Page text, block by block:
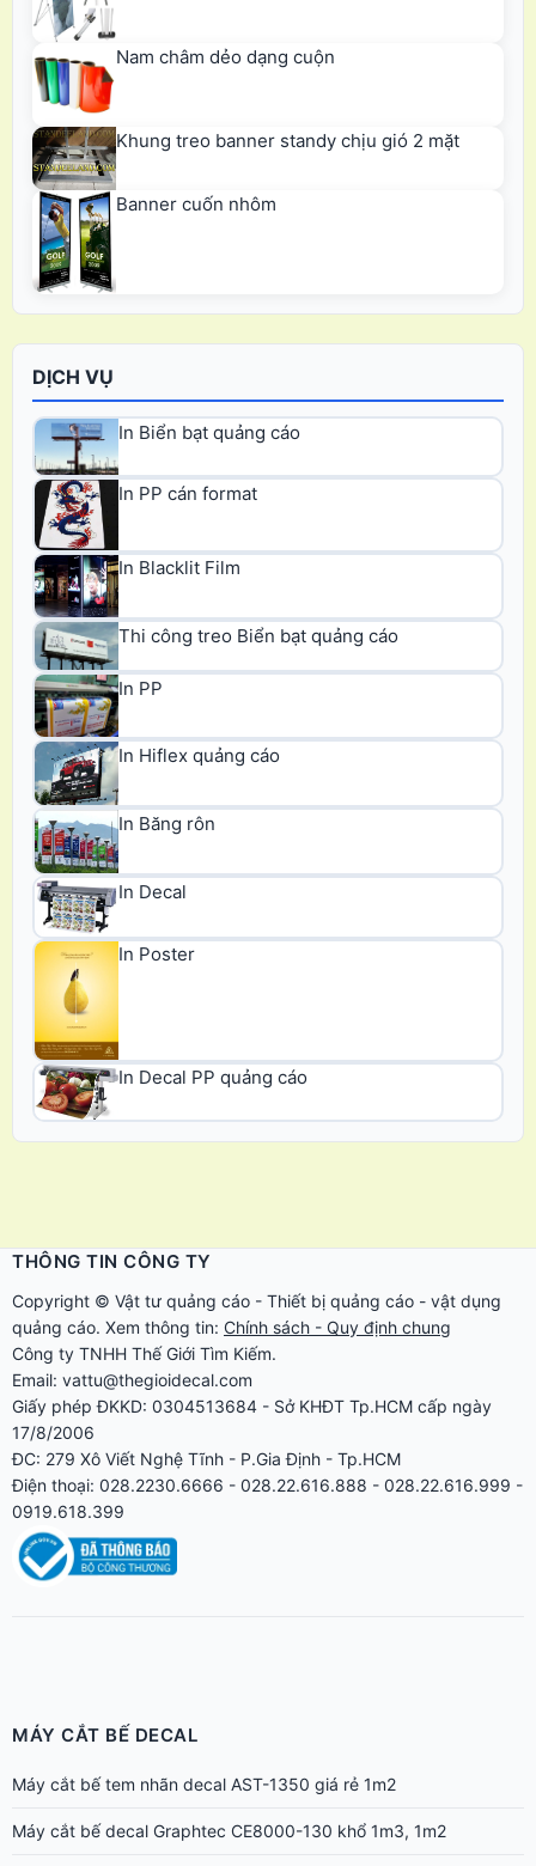
Nam châm dẻo dạng cuộn
Khung treo banner standy chịu gió 2 mặt
Banner cuốn nhôm
DỊCH VỤ
In Biển bạt quảng cáo
In PP cán format
In Blacklit Film
Thi công treo Biển bạt quảng cáo
In PP
In Hiflex quảng cáo
In Băng rôn
In Decal
In Poster
In Decal PP quảng cáo
THÔNG TIN CÔNG TY
Copyright © Vật tư quảng cáo - Thiết bị quảng cáo - vật dụng
quảng cáo. Xem thông tin: Chính sách - Quy định chung
Công ty TNHH Thế Giới Tìm Kiếm.
Email: vattu@thegioidecal.com
Giấy phép ĐKKD: 0304513684 - Sở KHĐT Tp.HCM cấp ngày
17/8/2006
ĐC: 279 Xô Viết Nghệ Tĩnh - P.Gia Định - Tp.HCM
Điện thoại: 028.2230.6666 - 028.22.616.888 - 028.22.616.999 -
0919.618.399
MÁY CẮT BẾ DECAL
Máy cắt bế tem nhãn decal AST-1350 giá rẻ 1m2
Máy cắt bế decal Graphtec CE8000-130 khổ 1m3, 1m2